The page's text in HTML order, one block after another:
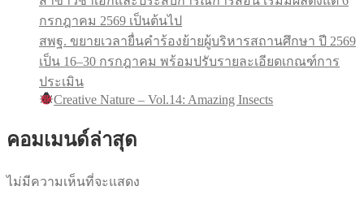
กรกฎาคม 2569 เป็นต้นไป
สพฐ. ขยายเวลายื่นคำร้องย้ายผู้บริหารสถานศึกษา ปี 2569
เป็น 16–30 กรกฎาคม พร้อมปรับรายละเอียดเกณฑ์การ
ประเมิน
Creative Nature – Vol.14: Amazing Insects
คอมเมนด์ล่าสุด
ไม่มีความเห็นที่จะแสดง